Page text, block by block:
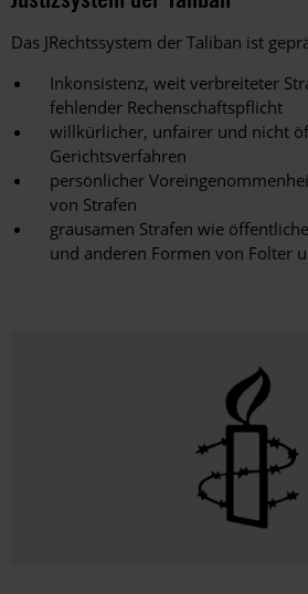
Das JRechtssystem der Taliban ist
Inkonsistenz, weit verbreiteter
fehlender Rechenschaftspflicht
willkürlicher, unfairer und nicht
Gerichtsverfahren
persönlicher
von Strafen
grausamen Strafen wie
und anderen Formen von Folter